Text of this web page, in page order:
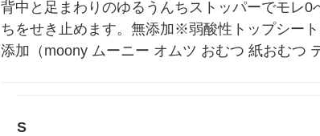
背中と足まわりのゆるうんちストッパーでモレ
ちをせき止めます。無添加※弱酸性トップシー
添加（moony ムーニー オムツ おむつ 紙おむつ
S